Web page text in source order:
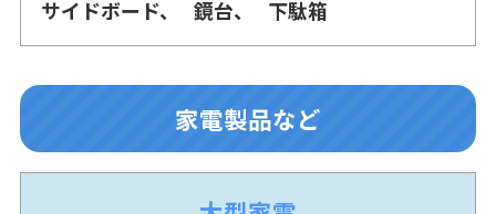
サイドボード
鏡台 下駄箱
家電製品など